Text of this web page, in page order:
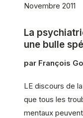
Novembre 2011
La
une bulle
par François
LE discours de
que tous les
mentaux